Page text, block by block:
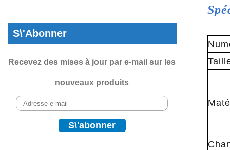
S\'abonner
Recevez des mises à jour par e-mail sur les
nouveaux produits